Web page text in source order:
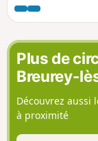
Plus de
Breurey-
Découvrez aussi
à proximité